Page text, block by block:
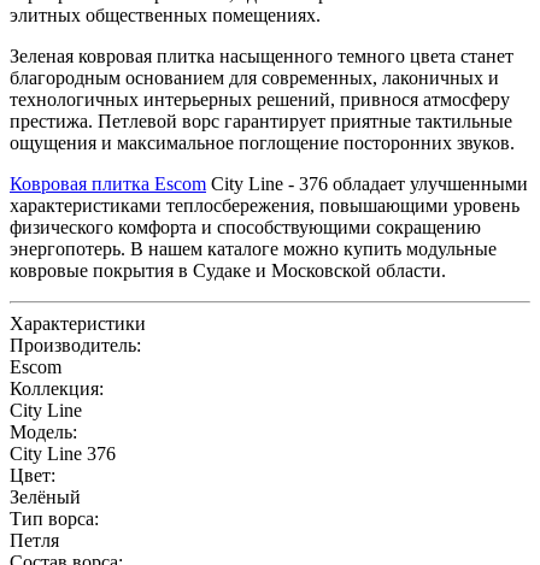
элитных общественных помещениях.
Зеленая ковровая плитка насыщенного темного цвета станет
благородным основанием для современных, лаконичных и
технологичных интерьерных решений, привнося атмосферу
престижа. Петлевой ворс гарантирует приятные тактильные
ощущения и максимальное поглощение посторонних звуков.
Ковровая плитка Escom City Line - 376 обладает улучшенными
характеристиками теплосбережения, повышающими уровень
физического комфорта и способствующими сокращению
энергопотерь. В нашем каталоге можно купить модульные
ковровые покрытия в Судаке и Московской области.
Характеристики
Производитель:
Escom
Коллекция:
City Line
Модель:
City Line 376
Цвет:
Зелёный
Тип ворса:
Петля